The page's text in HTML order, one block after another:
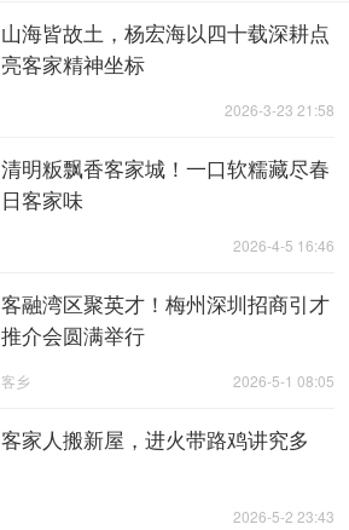
山海皆故土，杨宏海以四十载深耕点
亮客家精神坐标
2026-3-23 21:58
清明粄飘香客家城！一口软糯藏尽春
日客家味
2026-4-5 16:46
客融湾区聚英才！梅州深圳招商引才
推介会圆满举行
2026-5-1 08:05
客乡
客家人搬新屋，进火带路鸡讲究多
2026-5-2 23:43